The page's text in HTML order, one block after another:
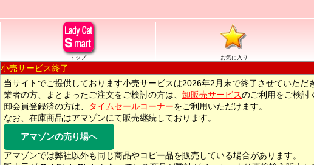
トップ お気に入り
小売サービス終了
当サイトでご提供しております小売サービスは2026年2月末で終了させていただ
業者の方、まとまったご注文をご検討の方は、 卸販売サービスのご利用をご検討
卸会員登録済の方は、
タイムセールコーナーをご利用いただけます。
なお、在庫商品はアマゾンにて販売継続しております。
アマゾンの売り場へ
アマゾンでは弊社以外も同じ商品やコピー品を販売している場合があります。